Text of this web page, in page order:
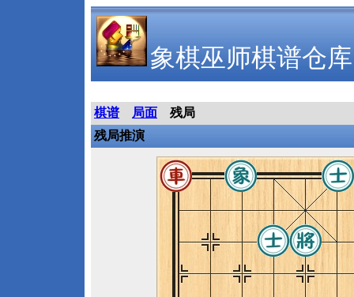
象棋巫师棋谱仓库
棋谱 局面
残局
残局推演